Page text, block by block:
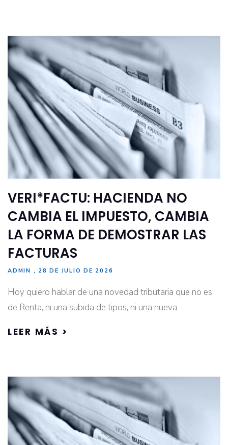
VERI*FACTU: HACIENDA NO
CAMBIA EL IMPUESTO, CAMBIA
LA FORMA DE DEMOSTRAR LAS
FACTURAS
ADMIN 28 DE JULIO DE 2026
Hoy quiero hablar de una novedad tributaria que no es
de Renta, ni una subida de tipos, ni una nueva
LEER MÁS >